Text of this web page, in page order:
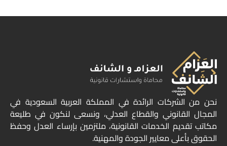
نحن من الشركات الرائدة في المملكة العربية السعودية في
المجال القانوني والقطاع العدلي، ونسعى لنكون في طليعة
مكاتب تقديم الخدمات القانونية، ملتزمين بإرساء العدل وحفظ
الحقوق بأعلى معايير الجودة والمهنية.